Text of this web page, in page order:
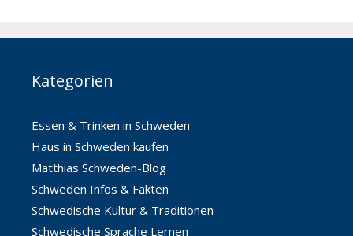
Kategorien
Essen & Trinken in Schweden
Haus in Schweden kaufen
Matthias Schweden-Blog
Schweden Infos & Fakten
Schwedische Kultur & Traditionen
Schwedische Sprache Lernen